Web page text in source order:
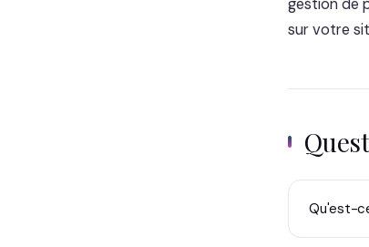
gestion de
sur votre
Qu'est-